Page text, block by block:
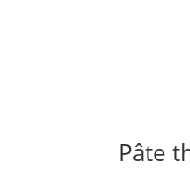
Pâte